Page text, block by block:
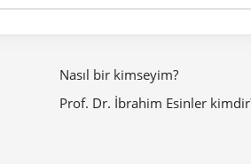
Nasıl bir kimseyim?
Prof. Dr. İbrahim Esinler